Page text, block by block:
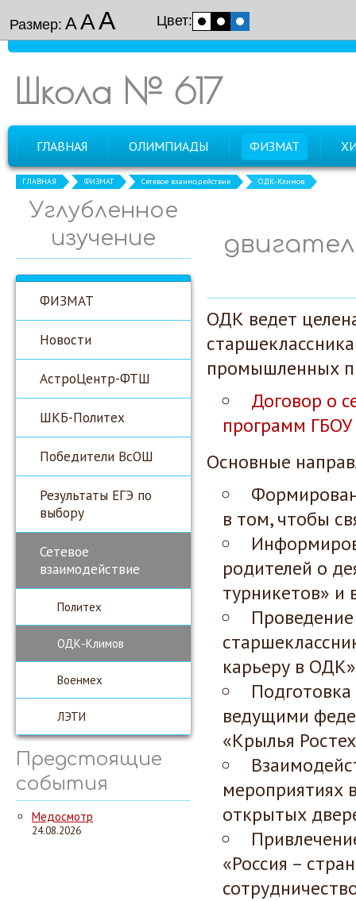
Размер: ААА Цвет:
Школа № 617
ГЛАВНАЯ ОЛИМПИАДЫ ФИЗМАТ
ГЛАВНАЯ ФИЗМАТ Сетевое взаимодействие ОДК-Климов
Углубленное
изучение
ФИЗМАТ
Новости
АстроЦентр-ФТШ
ШКБ-Политех
Победители ВсОШ
Результаты ЕГЭ по
выбору
Сетевое
взаимодействие
Политех
ОДК-Климов
Военмех
ЛЭТИ
Предстоящие
события
Медосмотр
24.08.2026
ОДК ведет
промышленных
Договор о
программ
Основные
в том, чтобы
родителей о
турникетов» и
карьеру в
ведущими
«Крылья
мероприятиях
открытых
«Россия –